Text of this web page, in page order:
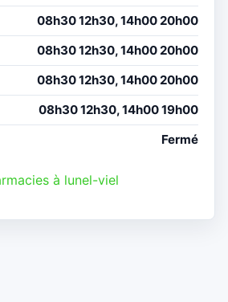
08h30 12h30, 14h00 20h00
08h30 12h30, 14h00 20h00
08h30 12h30, 14h00 20h00
08h30 12h30, 14h00 19h00
Fermé
à lunel-viel